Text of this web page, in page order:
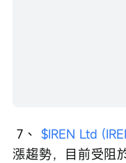
7、 $IREN Ltd
漲趨勢，目前受阻